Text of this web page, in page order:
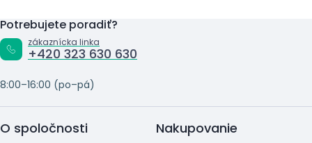
Potrebujete poradiť?
zákaznícka linka
+420 323 630 630
8:00–16:00 (po–pá)
O spoločnosti Nakupovanie